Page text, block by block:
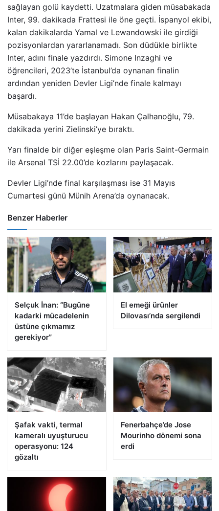
sağlayan golü kaydetti. Uzatmalara giden müsabakada
Inter, 99. dakikada Frattesi ile öne geçti. İspanyol ekibi,
kalan dakikalarda Yamal ve Lewandowski ile girdiği
pozisyonlardan yararlanamadı. Son düdükle birlikte
Inter, adını finale yazdırdı. Simone Inzaghi ve
öğrencileri, 2023’te İstanbul’da oynanan finalin
ardından yeniden Devler Ligi’nde finale kalmayı
başardı.
Müsabakaya 11’de başlayan Hakan Çalhanoğlu, 79.
dakikada yerini Zielinski’ye bıraktı.
Yarı finalde bir diğer eşleşme olan Paris Saint-Germain
ile Arsenal TSİ 22.00’de kozlarını paylaşacak.
Devler Ligi’nde final karşılaşması ise 31 Mayıs
Cumartesi günü Münih Arena’da oynanacak.
Benzer Haberler
Selçuk İnan: “Bugüne
kadarki mücadelenin
üstüne çıkmamız
gerekiyor”
El emeği ürünler
Dilovası’nda sergilendi
Şafak vakti, termal
kameralı uyuşturucu
operasyonu: 124
gözaltı
Fenerbahçe’de Jose
Mourinho dönemi sona
erdi